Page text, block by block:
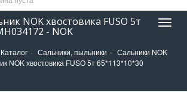
NOK хвостовика FUSO 5т
- NOK
Каталог Сальники, пыльники
Сальники NOK
NOK хвостовика FUSO 5т 65*113*10*30